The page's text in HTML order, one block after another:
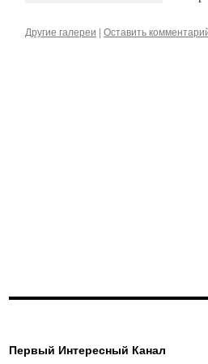
Другие галереи | Оставить
Первый Интересный Канал